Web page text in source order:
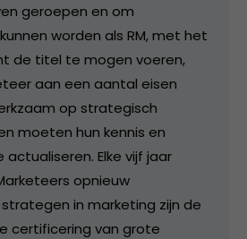
geroepen en om
worden als RM, met het
de titel te mogen voeren,
aan een aantal eisen
op strategisch
moeten hun kennis en
actualiseren. Elke vijf jaar
opnieuw
in marketing zijn de
certificering van grote